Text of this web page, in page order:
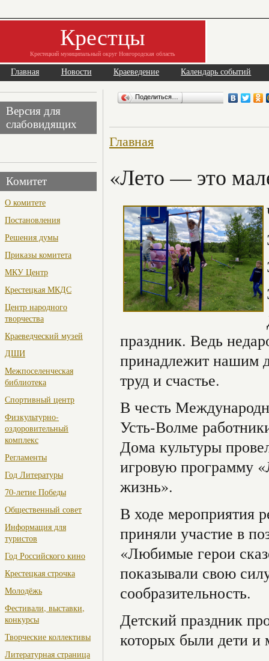
Крестцы
Крестецкий муниципальный округ Новгородская область
Главная Новости Краеведение Календарь событий
Версия для
слабовидящих
Комитет
О комитете
Постановления
Решения думы
Приказы комитета
МКУ Центр
Крестецкая МКДС
Центр народного
творчества
Краеведческий музей
ДШИ
Межпоселенческая
библиотека
Спортивный центр
Физкультурно-
оздоровительный
комплекс
Регламенты
Год Литературы
70-летие Победы
Общественный совет
Информация для
туристов
Год Российского кино
Крестецкая строчка
Молодёжь
Фестивали, выставки,
конкурсы
Творческие коллективы
Литературная страница
Поделиться…
Главная
«Лето — это
праздник. Ведь
принадлежит нашим
труд и счастье.
В честь
Усть-Волме
Дома культуры
игровую программу
жизнь».
В ходе мероприятия
приняли участие в
«Любимые герои
показывали свою
сообразительность.
Детский праздник
которых были дети и